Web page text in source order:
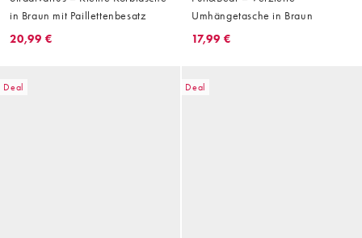
in Braun mit Paillettenbesatz
20,99 €
Umhängetasche in Braun
17,99 €
Deal Deal